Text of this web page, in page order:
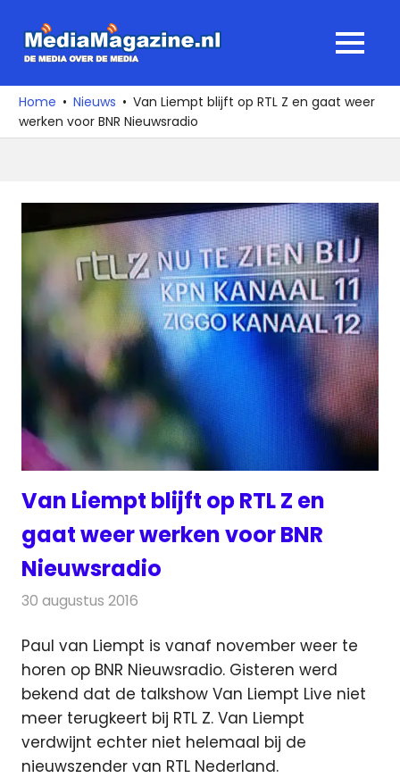
naar
media
over
de
MENU
Home Nieuws
Van Liempt blijft op RTL Z en gaat weer
werken voor BNR Nieuwsradio
Van Liempt blijft op RTL Z en
gaat weer werken voor BNR
Nieuwsradio
30 augustus 2016
Paul van Liempt is vanaf november weer te
horen op BNR Nieuwsradio. Gisteren werd
bekend dat de talkshow Van Liempt Live niet
meer terugkeert bij RTL Z. Van Liempt
verdwijnt echter niet helemaal bij de
nieuwszender van RTL Nederland.